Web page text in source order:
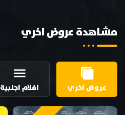
مشاهدة عروض اخري
عروض اخري افلام اجنبية